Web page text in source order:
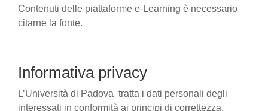
Contenuti delle piattaforme e-Learning è necessario
citarne la fonte.
Informativa privacy
L’Università di Padova tratta i dati personali degli
interessati in conformità ai principi di correttezza,